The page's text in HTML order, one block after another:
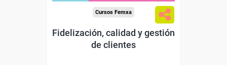
Cursos Femxa
Fidelización, calidad y gestión
de clientes